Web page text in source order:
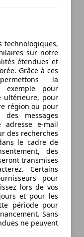
technologiques,
sur notre
étendues et
Grâce à ces
la
exemple pour
ultérieure, pour
région ou pour
messages
adresse e-mail
des recherches
le cadre de
des
transmises
Certains
pour
lors de vos
et pour les
période pour
Sans
ne peuvent